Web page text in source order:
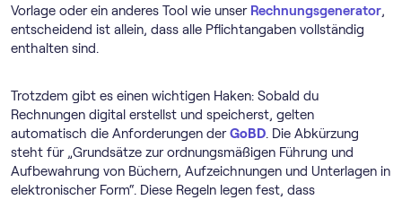
Vorlage oder ein anderes Tool wie unser Rechnungsgenerator,
entscheidend ist allein, dass alle Pflichtangaben vollständig
enthalten sind.
Trotzdem gibt es einen wichtigen Haken: Sobald du
Rechnungen digital erstellst und speicherst, gelten
automatisch die Anforderungen derGoBD. Die Abkürzung
steht für „Grundsätze zur ordnungsmäßigen Führung und
Aufbewahrung von Büchern, Aufzeichnungen und Unterlagen in
elektronischer Form“. Diese Regeln legen fest, dass